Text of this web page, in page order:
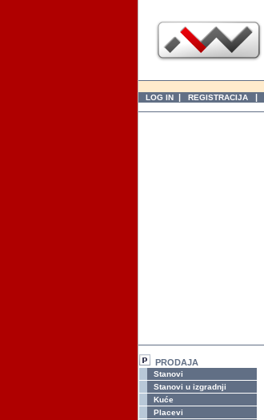
LOG IN | REGISTRACIJA |
PRODAJA
Stanovi
Stanovi u izgradnji
Kuće
Placevi